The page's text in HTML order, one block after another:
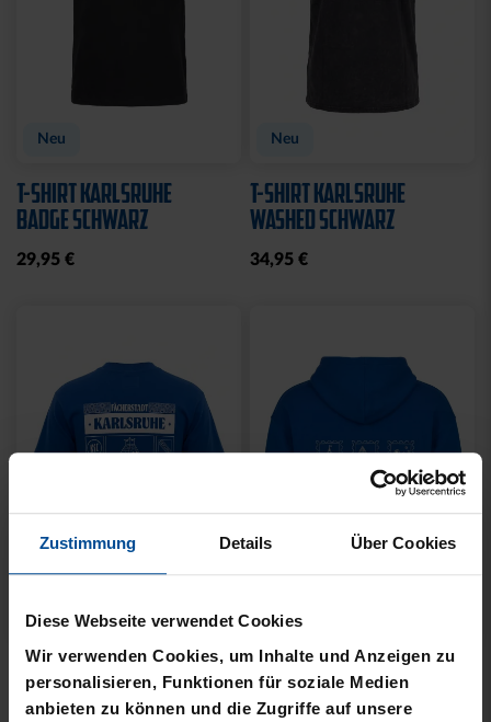
Zustimmung Details Über Cookies
Diese Webseite verwendet Cookies
Wir verwenden Cookies, um Inhalte und Anzeigen zu
personalisieren, Funktionen für soziale Medien
anbieten zu können und die Zugriffe auf unsere
Neu
T-SHIRT KARLSRUHE
BADGE SCHWARZ
29,95 €
Neu
T-SHIRT KARLSRUHE
WASHED SCHWARZ
34,95 €
Neu
T-SHIRT STADTMOMENTE
29,95 €
Neu
HOODIE STADTMOMENTE
59,95 €